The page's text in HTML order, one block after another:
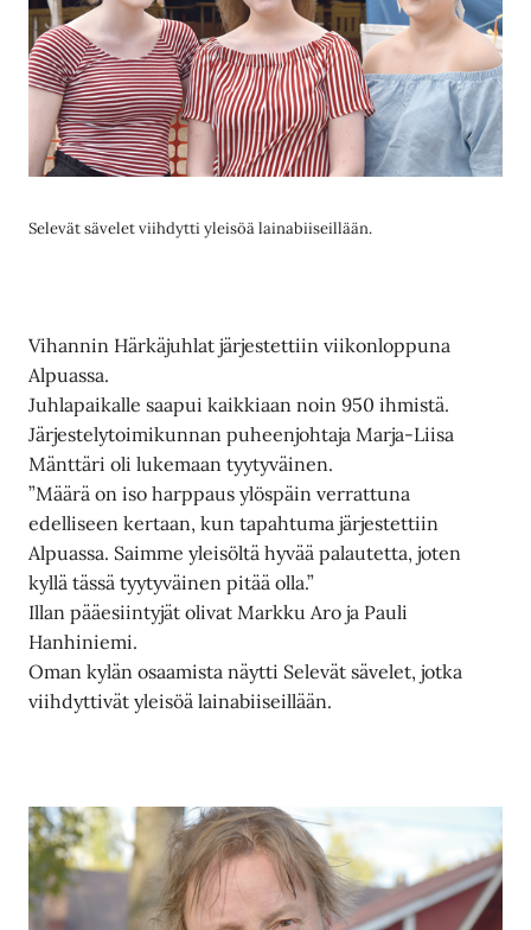
Selevät sävelet viihdytti yleisöä lainabiiseillään.
Vihannin Härkäjuhlat järjestettiin viikonloppuna
Alpuassa.
Juhlapaikalle saapui kaikkiaan noin 950 ihmistä.
Järjestelytoimikunnan puheenjohtaja Marja-Liisa
Mänttäri oli lukemaan tyytyväinen.
”Määrä on iso harppaus ylöspäin verrattuna
edelliseen kertaan, kun tapahtuma järjestettiin
Alpuassa. Saimme yleisöltä hyvää palautetta, joten
kyllä tässä tyytyväinen pitää olla.”
Illan pääesiintyjät olivat Markku Aro ja Pauli
Hanhiniemi.
Oman kylän osaamista näytti Selevät sävelet, jotka
viihdyttivät yleisöä lainabiiseillään.